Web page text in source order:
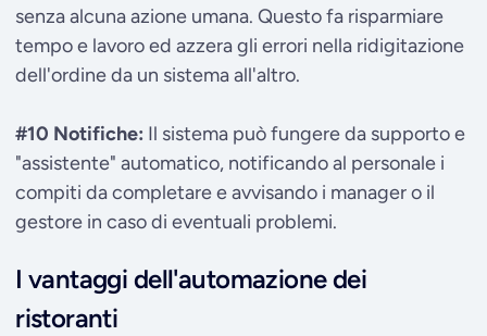
senza alcuna azione umana. Questo fa risparmiare
tempo e lavoro ed azzera gli errori nella ridigitazione
dell'ordine da un sistema all'altro.
#10 Notifiche: Il sistema può fungere da supporto e
"assistente" automatico, notificando al personale i
compiti da completare e avvisando i manager o il
gestore in caso di eventuali problemi.
I vantaggi dell'automazione dei
ristoranti